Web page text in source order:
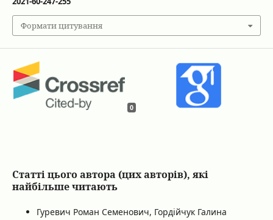
Формати цитування
0
Статті цього автора (цих авторів), які
найбільше читають
Гуревич Роман Семенович, Гордійчук Галина